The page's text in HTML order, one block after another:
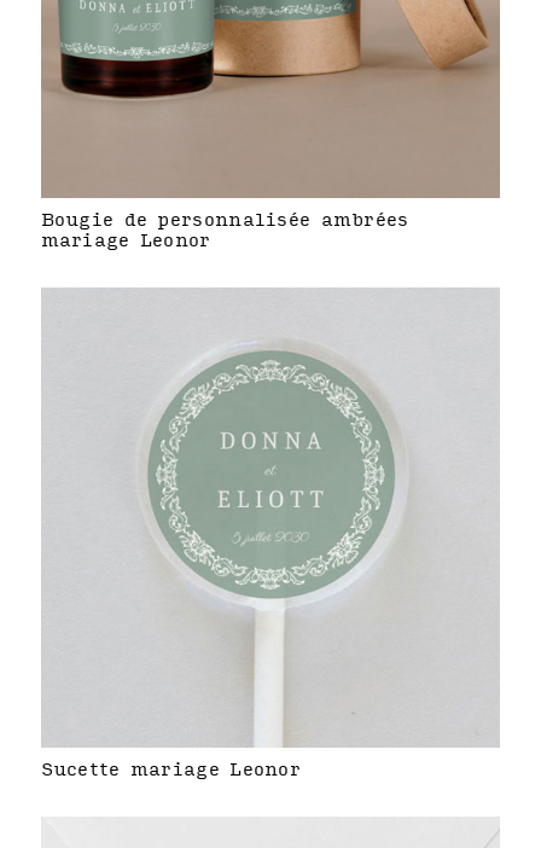
Bougie de personnalisée ambrées
mariage Leonor
Sucette mariage Leonor